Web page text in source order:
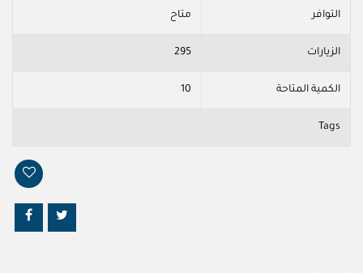
التوافر متاح
الزيارات 295
الكمية المتاحة 10
Tags